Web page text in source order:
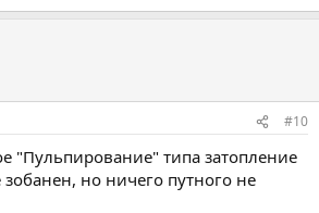
#10
"Пульпирование" типа затопление
но ничего путного не